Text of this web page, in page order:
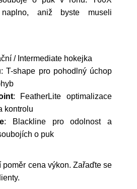
aniž byste museli
/ Intermediate hokejka
: T-shape pro pohodlný úchop
: FeatherLite optimalizace
kontrolu
: Blackline pro odolnost a
o puk
poměr cena výkon. Zařaďte se